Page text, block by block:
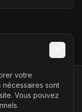
votre
sont
Vous pouvez